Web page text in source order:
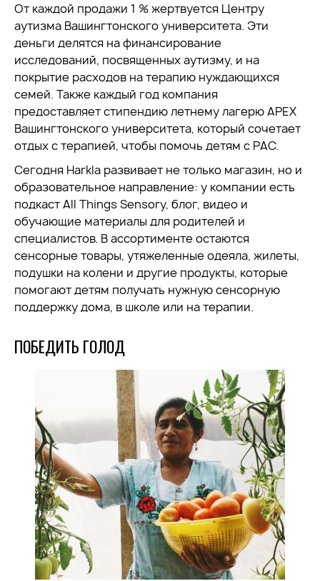
От каждой продажи 1 % жертвуется Центру
аутизма Вашингтонского университета. Эти
деньги делятся на финансирование
исследований, посвященных аутизму, и на
покрытие расходов на терапию нуждающихся
семей. Также каждый год компания
предоставляет стипендию летнему лагерю APEX
Вашингтонского университета, который сочетает
отдых с терапией, чтобы помочь детям с РАС.
Сегодня Harkla развивает не только магазин, но и
образовательное направление: у компании есть
подкаст All Things Sensory, блог, видео и
обучающие материалы для родителей и
специалистов. В ассортименте остаются
сенсорные товары, утяжеленные одеяла, жилеты,
подушки на колени и другие продукты, которые
помогают детям получать нужную сенсорную
поддержку дома, в школе или на терапии.
ПОБЕДИТЬ ГОЛОД